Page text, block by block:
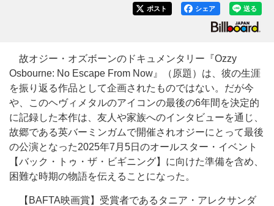
送る
シェア
ポスト
故オジー・オズボーンのドキュメンタリー『Ozzy
Osbourne: No Escape From Now』（原題）は、彼の生涯
を振り返る作品として企画されたものではない。だが今
や、このヘヴィメタルのアイコンの最後の6年間を決定的
に記録した本作は、友人や家族へのインタビューを通じ、
故郷である英バーミンガムで開催されオジーにとって最後
の公演となった2025年7月5日のオールスター・イベント
【バック・トゥ・ザ・ビギニング】に向けた準備を含め、
困難な時期の物語を伝えることになった。
【BAFTA映画賞】受賞者であるタニア・アレクサンダ